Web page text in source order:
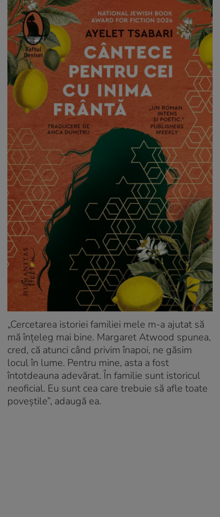
„Cercetarea istoriei familiei mele m-a ajutat să
mă înțeleg mai bine. Margaret Atwood spunea,
cred, că atunci când privim înapoi, ne găsim
locul în lume. Pentru mine, asta a fost
întotdeauna adevărat. În familie sunt istoricul
neoficial. Eu sunt cea care trebuie să afle toate
poveștile”, adaugă ea.